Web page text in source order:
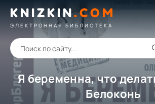
KNIZKIN.COM
ЭЛЕКТРОННАЯ БИБЛИОТЕКА
Я беременна, что
Белоконь